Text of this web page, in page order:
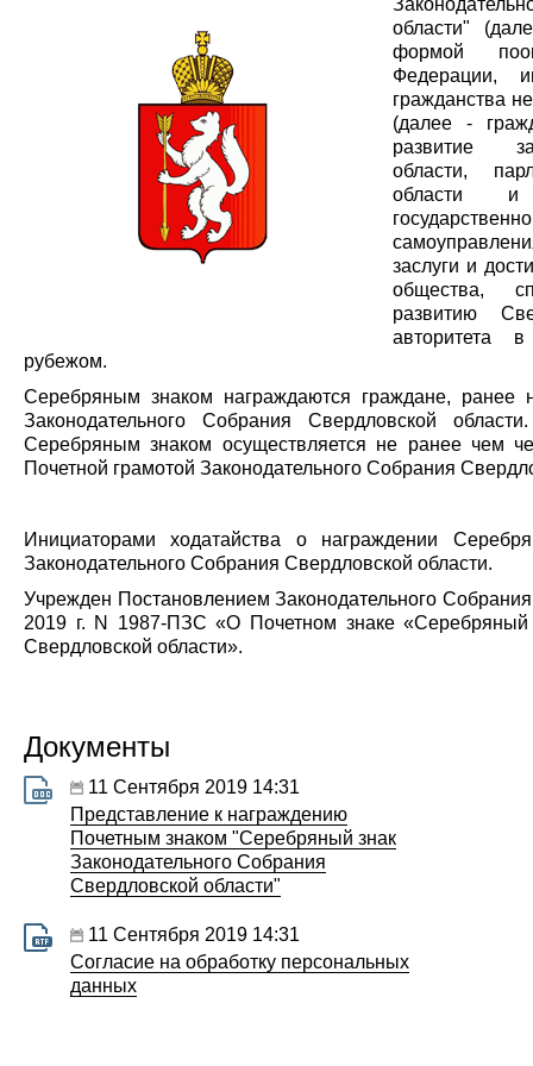
области"
формой
Федерации,
гражданства
(далее -
развитие
области,
области и
заслуги и
общества,
развитию
авторитета
рубежом.
Серебряным знаком награждаются граждане, ранее
Законодательного Собрания Свердловской
Серебряным знаком осуществляется не ранее чем
Почетной грамотой Законодательного Собрания
Инициаторами ходатайства о награждении
Законодательного Собрания Свердловской области.
Учрежден Постановлением Законодательного
2019 г. N 1987-ПЗС «О Почетном знаке«Серебряный
Свердловской области».
Документы
11 Сентября 2019 14:31
Представление к награждению
Почетным знаком "Серебряный знак
Законодательного Собрания
Свердловской области"
11 Сентября 2019 14:31
Согласие на обработку персональных
данных